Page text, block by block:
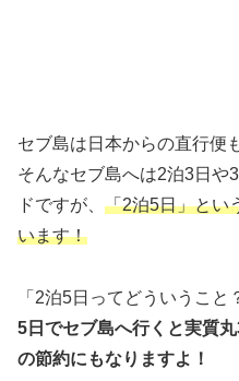
セブ島は日本からの直行便
そんなセブ島へは2泊3日や
ドですが、 「2泊5日」とい
います！
「2泊5日ってどういうこと
5日でセブ島へ行くと実質
の節約にもなりますよ！